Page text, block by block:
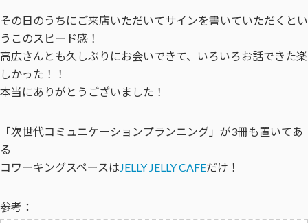
その日のうちにご来店いただいてサインを書いていただくとい
うこのスピード感！
高広さんとも久しぶりにお会いできて、いろいろお話できた楽
しかった！！
本当にありがとうございました！
「次世代コミュニケーションプランニング」が3冊も置いてあ
る
コワーキングスペースはJELLY JELLY CAFEだけ！
参考：